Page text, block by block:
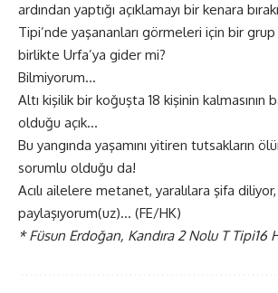
ardından yaptığı açıklamayı bir kenara
Tipi’nde yaşananları görmeleri için bir grup
birlikte Urfa’ya gider mi?
Bilmiyorum…
Altı kişilik bir koğuşta 18 kişinin kalmasının
olduğu açık…
Bu yangında yaşamını yitiren tutsakların
sorumlu olduğu da!
Acılı ailelere metanet, yaralılara şifa diliyor,
paylaşıyorum(uz)… (FE/HK)
* Füsun Erdoğan, Kandıra 2 Nolu T Tipi16